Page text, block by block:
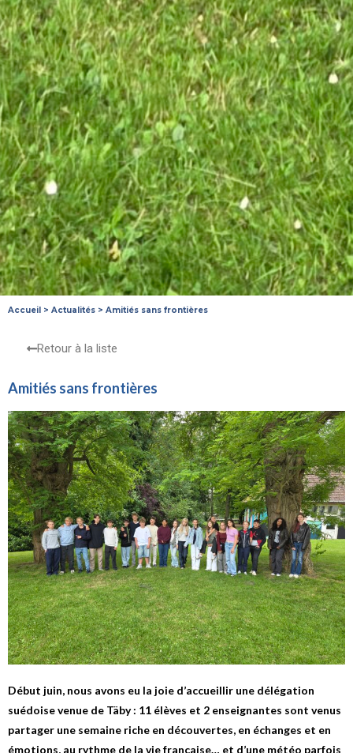
Accueil > Actualités > Amitiés sans frontières
Retour à la liste
Amitiés sans frontières
Début juin, nous avons eu la joie d’accueillir une délégation
suédoise venue de Täby : 11 élèves et 2 enseignantes sont venus
partager une semaine riche en découvertes, en échanges et en
émotions, au rythme de la vie française… et d’une météo parfois